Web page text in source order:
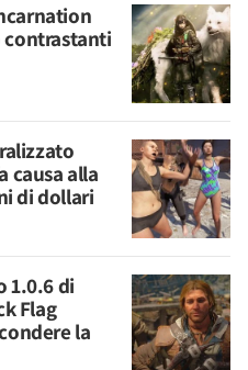
contrastanti
causa alla
di dollari
1.0.6 di
Flag
la